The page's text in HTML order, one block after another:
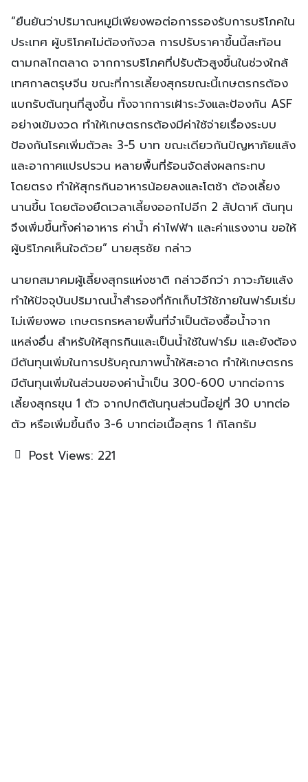
“ยืนยันว่าปริมาณหมูมีเพียงพอต่อการรองรับการบริโภคใน
ประเทศ ผู้บริโภคไม่ต้องกังวล การปรับราคาขึ้นนี้สะท้อน
ตามกลไกตลาด จากการบริโภคที่ปรับตัวสูงขึ้นในช่วงใกล้
เทศกาลตรุษจีน ขณะที่การเลี้ยงสุกรขณะนี้เกษตรกรต้อง
แบกรับต้นทุนที่สูงขึ้น ทั้งจากการเฝ้าระวังและป้องกัน ASF
อย่างเข้มงวด ทำให้เกษตรกรต้องมีค่าใช้จ่ายเรื่องระบบ
ป้องกันโรคเพิ่มตัวละ 3-5 บาท ขณะเดียวกันปัญหาภัยแล้ง
และอากาศแปรปรวน หลายพื้นที่ร้อนจัดส่งผลกระทบ
โดยตรง ทำให้สุกรกินอาหารน้อยลงและโตช้า ต้องเลี้ยง
นานขึ้น โดยต้องยืดเวลาเลี้ยงออกไปอีก 2 สัปดาห์ ต้นทุน
จึงเพิ่มขึ้นทั้งค่าอาหาร ค่าน้ำ ค่าไฟฟ้า และค่าแรงงาน ขอให้
ผู้บริโภคเห็นใจด้วย” นายสุรชัย กล่าว
นายกสมาคมผู้เลี้ยงสุกรแห่งชาติ กล่าวอีกว่า ภาวะภัยแล้ง
ทำให้ปัจจุบันปริมาณน้ำสำรองที่กักเก็บไว้ใช้ภายในฟาร์มเริ่ม
ไม่เพียงพอ เกษตรกรหลายพื้นที่จำเป็นต้องซื้อน้ำจาก
แหล่งอื่น สำหรับให้สุกรกินและเป็นน้ำใช้ในฟาร์ม และยังต้อง
มีต้นทุนเพิ่มในการปรับคุณภาพน้ำให้สะอาด ทำให้เกษตรกร
มีต้นทุนเพิ่มในส่วนของค่าน้ำเป็น 300-600 บาทต่อการ
เลี้ยงสุกรขุน 1 ตัว จากปกติต้นทุนส่วนนี้อยู่ที่ 30 บาทต่อ
ตัว หรือเพิ่มขึ้นถึง 3-6 บาทต่อเนื้อสุกร 1 กิโลกรัม
Post Views: 221